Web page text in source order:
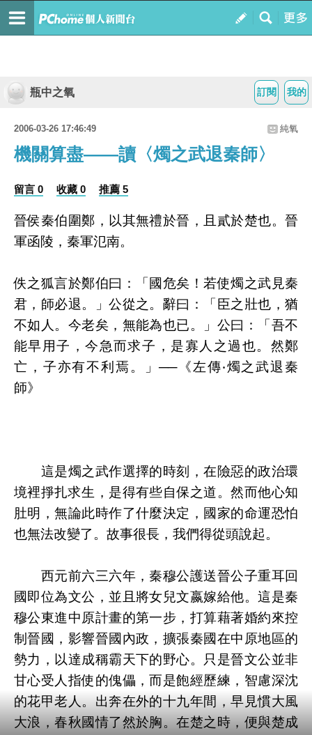
我的
訂閱
瓶中之氧
2006-03-26 17:46:49 純氧
機關算盡——讀〈燭之武退秦師〉
留言 0 收藏 0 推薦 5
晉侯秦伯圍鄭，以其無禮於晉，且貳於楚也。晉
軍函陵，秦軍氾南。
佚之狐言於鄭伯曰：「國危矣！若使燭之武見秦
君，師必退。」公從之。辭曰：「臣之壯也，猶
不如人。今老矣，無能為也已。」公曰：「吾不
能早用子，今急而求子，是寡人之過也。然鄭
亡，子亦有不利焉。」──《左傳‧燭之武退秦
師》
這是燭之武作選擇的時刻，在險惡的政治環
境裡掙扎求生，是得有些自保之道。然而他心知
肚明，無論此時作了什麼決定，國家的命運恐怕
也無法改變了。故事很長，我們得從頭說起。
西元前六三六年，秦穆公護送晉公子重耳回
國即位為文公，並且將女兒文嬴嫁給他。這是秦
穆公東進中原計畫的第一步，打算藉著婚約來控
制晉國，影響晉國內政，擴張秦國在中原地區的
勢力，以達成稱霸天下的野心。只是晉文公並非
甘心受人指使的傀儡，而是飽經歷練，智慮深沈
的花甲老人。出奔在外的十九年間，早見慣大風
大浪，春秋國情了然於胸。在楚之時，便與楚成